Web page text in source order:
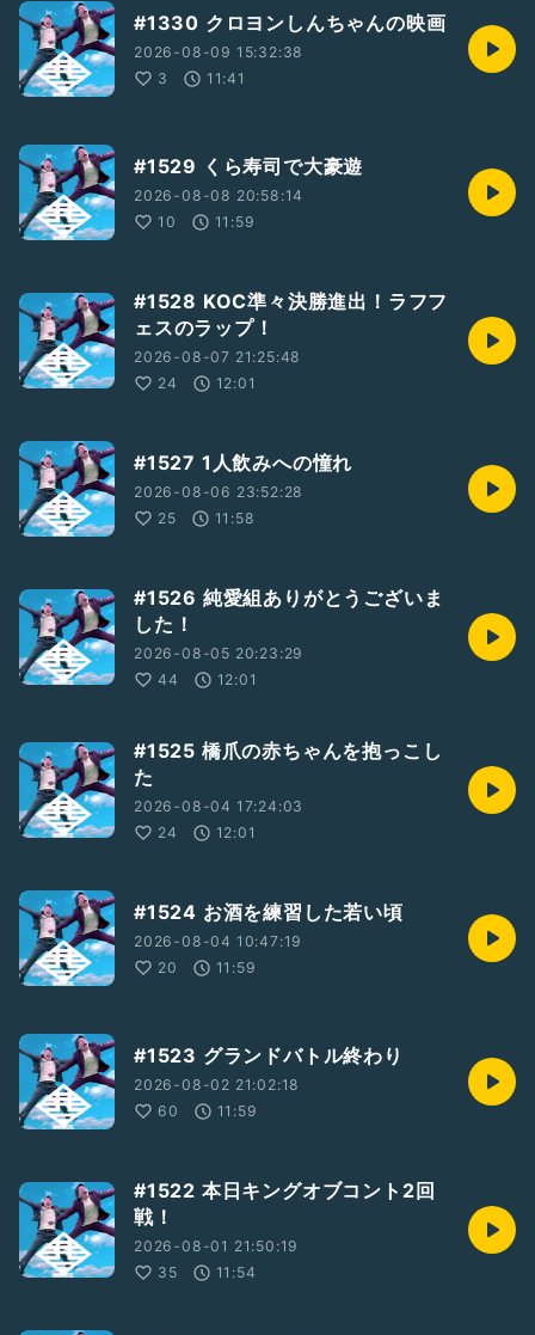
#1330 クロヨンしんちゃんの映画
2026-08-09 15:32:38
3
11:41
#1529 くら寿司で大豪遊
2026-08-08 20:58:14
10
11:59
#1528 KOC準々決勝進出！ラフフ
ェスのラップ！
2026-08-07 21:25:48
24
12:01
#1527 1人飲みへの憧れ
2026-08-06 23:52:28
25
11:58
#1526 純愛組ありがとうございま
した！
2026-08-05 20:23:29
44
12:01
#1525 橋爪の赤ちゃんを抱っこし
た
2026-08-04 17:24:03
24
12:01
#1524 お酒を練習した若い頃
2026-08-04 10:47:19
20
11:59
#1523 グランドバトル終わり
2026-08-02 21:02:18
60
11:59
#1522 本日キングオブコント2回
戦！
2026-08-01 21:50:19
35
11:54